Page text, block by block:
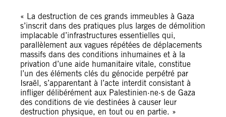
« La destruction de ces grands immeubles à Gaza
s’inscrit dans des pratiques plus larges de démolition
implacable d’infrastructures essentielles qui,
parallèlement aux vagues répétées de déplacements
massifs dans des conditions inhumaines et à la
privation d’une aide humanitaire vitale, constitue
l’un des éléments clés du génocide perpétré par
Israël, s’apparentant à l’acte interdit consistant à
infliger délibérément aux Palestinien·ne·s de Gaza
des conditions de vie destinées à causer leur
destruction physique, en tout ou en partie. »